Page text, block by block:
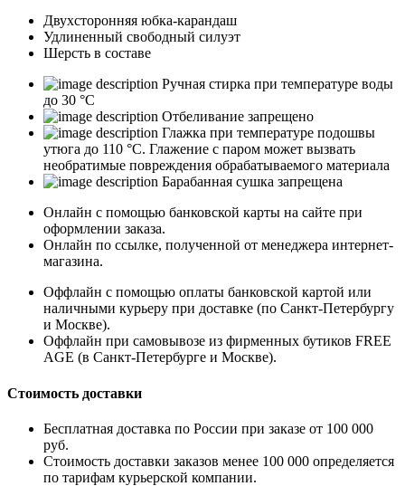
Двухсторонняя юбка-карандаш
Удлиненный свободный силуэт
Шерсть в составе
Ручная стирка при температуре воды
до 30 °C
Отбеливание запрещено
Глажка при температуре подошвы
утюга до 110 °C. Глажение с паром может вызвать
необратимые повреждения обрабатываемого материала
Барабанная сушка запрещена
Онлайн с помощью банковской карты на сайте при
оформлении заказа.
Онлайн по ссылке, полученной от менеджера интернет-
магазина.
Оффлайн с помощью оплаты банковской картой или
наличными курьеру при доставке (по Санкт-Петербургу
и Москве).
Оффлайн при самовывозе из фирменных бутиков FREE
AGE (в Санкт-Петербурге и Москве).
Стоимость доставки
Бесплатная доставка по России при заказе от 100 000
руб.
Стоимость доставки заказов менее 100 000 определяется
по тарифам курьерской компании.